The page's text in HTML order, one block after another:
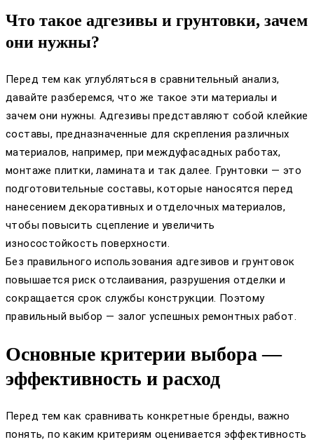
Что такое адгезивы и грунтовки, зачем
они нужны?
Перед тем как углубляться в сравнительный анализ,
давайте разберемся, что же такое эти материалы и
зачем они нужны. Адгезивы представляют собой клейкие
составы, предназначенные для скрепления различных
материалов, например, при междуфасадных работах,
монтаже плитки, ламината и так далее. Грунтовки — это
подготовительные составы, которые наносятся перед
нанесением декоративных и отделочных материалов,
чтобы повысить сцепление и увеличить
износостойкость поверхности.
Без правильного использования адгезивов и грунтовок
повышается риск отслаивания, разрушения отделки и
сокращается срок службы конструкции. Поэтому
правильный выбор — залог успешных ремонтных работ.
Основные критерии выбора —
эффективность и расход
Перед тем как сравнивать конкретные бренды, важно
понять, по каким критериям оценивается эффективность